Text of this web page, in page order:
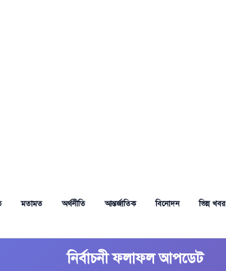
মতামত অর্থনীতি আন্তর্জাতিক বিনোদন ভিন্ন খবর
নির্বাচনী ফলাফল আপডেট